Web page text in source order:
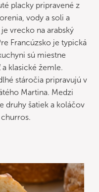
placky pripravené z
vody a soli a
vrecko na arabský
Francúzsko je typická
sú miestne
klasické žemle.
stáročia pripravujú v
Martina. Medzi
druhy šatiek a koláčov